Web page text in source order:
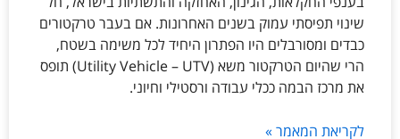
שינוי תפיסתי עמוק בשנים האחרונות. אם בעבר טרקטורים
כבדים ומסורבלים היו הפתרון היחיד לכל משימה בשטח,
הרי שהיום הטרקטור משא (Utility Vehicle – UTV) תופס
את מרכז הבמה ככלי עבודה ורסטילי וחיוני.
לקריאת המאמר »